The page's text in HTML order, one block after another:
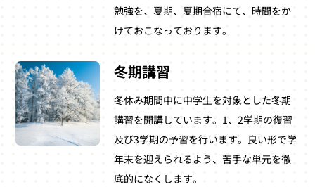
勉強を、夏期、夏期合宿にて、時間をか
けておこなっております。
冬期講習
冬休み期間中に中学生を対象とした冬期
講習を開講しています。1、2学期の復習
及び3学期の予習を行います。良い形で学
年末を迎えられるよう、苦手な単元を徹
底的になくします。